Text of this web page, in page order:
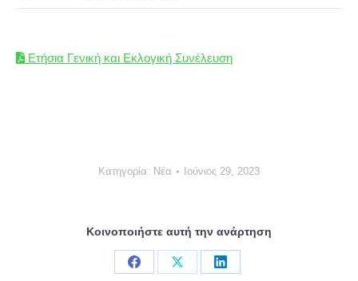
Ετήσια Γενική και Εκλογική Συνέλευση
Κατηγορία: Νέα Ιούνιος 29, 2023
Κοινοποιήστε αυτή την ανάρτηση
Share
Share
Share